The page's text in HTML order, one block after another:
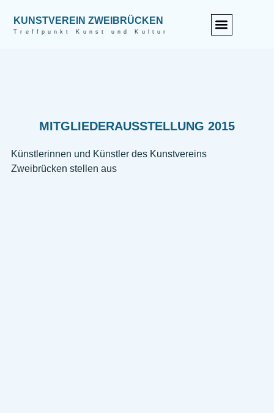
KUNSTVEREIN ZWEIBRÜCKEN
Treffpunkt Kunst und Kultur
MITGLIEDERAUSSTELLUNG 2015
Künstlerinnen und Künstler des Kunstvereins
Zweibrücken stellen aus